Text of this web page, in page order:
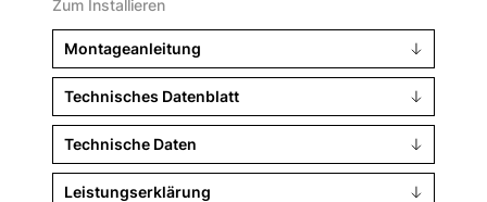
Zum Installieren
Montageanleitung
Technisches Datenblatt
Technische Daten
Leistungserklärung